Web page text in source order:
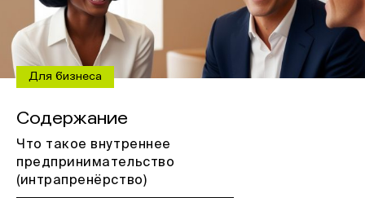
Для бизнеса
Содержание
Что такое внутреннее
предпринимательство
(интрапренёрство)